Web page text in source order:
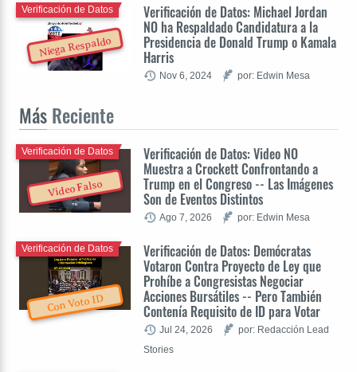
Niega Respaldo
Verificación de Datos: Michael Jordan
NO ha Respaldado Candidatura a la
Presidencia de Donald Trump o Kamala
Harris
Verificación de Datos
Nov 6, 2024 por: Edwin Mesa
Más Reciente
Video Falso
Verificación de Datos: Video NO
Muestra a Crockett Confrontando a
Trump en el Congreso -- Las Imágenes
Son de Eventos Distintos
Verificación de Datos
Ago 7, 2026 por: Edwin Mesa
Con Voto ID
Verificación de Datos: Demócratas
Votaron Contra Proyecto de Ley que
Prohíbe a Congresistas Negociar
Acciones Bursátiles -- Pero También
Contenía Requisito de ID para Votar
Verificación de Datos
Jul 24, 2026
por: Redacción Lead
Stories